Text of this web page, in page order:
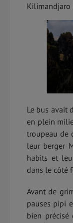
Kilimandjaro
Le bus avait
en plein
troupeau de
leur berger
habits et
dans le côté
Avant de
pauses pipi
bien précisé